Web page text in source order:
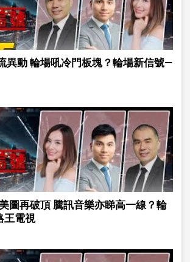
異動 輪場吼冷門板塊？輪場新信號—
圖再破頂 騰訊音樂亦睇高一線？輪
王電視